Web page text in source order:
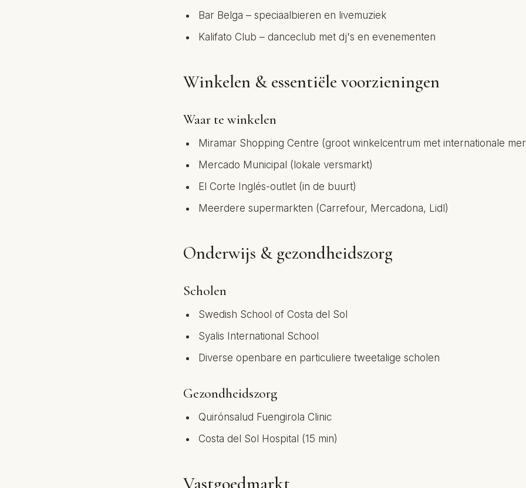
Bar Belga – speciaalbieren en livemuziek
Kalifato Club – danceclub met dj's en evenementen
Winkelen & essentiële voorzieningen
Waar te winkelen
Miramar Shopping Centre (groot winkelcentrum met internationale
Mercado Municipal (lokale versmarkt)
El Corte Inglés-outlet (in de buurt)
Meerdere supermarkten (Carrefour, Mercadona, Lidl)
Onderwijs & gezondheidszorg
Scholen
Swedish School of Costa del Sol
Syalis International School
Diverse openbare en particuliere tweetalige scholen
Gezondheidszorg
Quirónsalud Fuengirola Clinic
Costa del Sol Hospital (15 min)
Vastgoedmarkt